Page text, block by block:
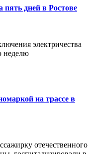
пять дней в Ростове
электричества
неделю
на трассе в
отечественного